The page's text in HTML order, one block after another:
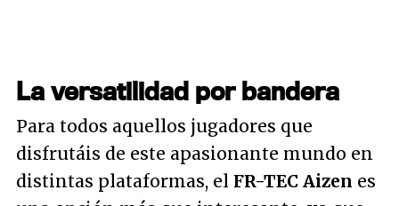
La versatilidad por bandera
Para todos aquellos jugadores que
disfrutáis de este apasionante mundo en
distintas plataformas, el FR-TEC Aizen es